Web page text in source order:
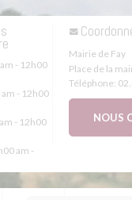
- 12h00
- 12h00
- 12h00
am -
Mairie de Fay
Place de la
Téléphone:
NOUS